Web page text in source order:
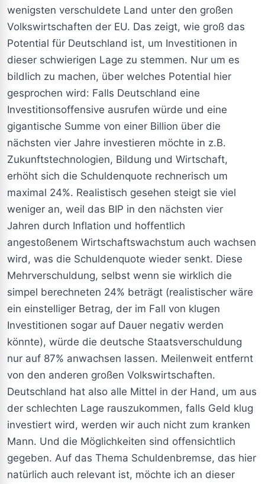
wenigsten verschuldete Land unter den großen
Volkswirtschaften der EU. Das zeigt, wie groß das
Potential für Deutschland ist, um Investitionen in
dieser schwierigen Lage zu stemmen. Nur um es
bildlich zu machen, über welches Potential hier
gesprochen wird: Falls Deutschland eine
Investitionsoffensive ausrufen würde und eine
gigantische Summe von einer Billion über die
nächsten vier Jahre investieren möchte in z.B.
Zukunftstechnologien, Bildung und Wirtschaft,
erhöht sich die Schuldenquote rechnerisch um
maximal 24%. Realistisch gesehen steigt sie viel
weniger an, weil das BIP in den nächsten vier
Jahren durch Inflation und hoffentlich
angestoßenem Wirtschaftswachstum auch wachsen
wird, was die Schuldenquote wieder senkt. Diese
Mehrverschuldung, selbst wenn sie wirklich die
simpel berechneten 24% beträgt (realistischer wäre
ein einstelliger Betrag, der im Fall von klugen
Investitionen sogar auf Dauer negativ werden
könnte), würde die deutsche Staatsverschuldung
nur auf 87% anwachsen lassen. Meilenweit entfernt
von den anderen großen Volkswirtschaften.
Deutschland hat also alle Mittel in der Hand, um aus
der schlechten Lage rauszukommen, falls Geld klug
investiert wird, werden wir auch nicht zum kranken
Mann. Und die Möglichkeiten sind offensichtlich
gegeben. Auf das Thema Schuldenbremse, das hier
natürlich auch relevant ist, möchte ich an dieser